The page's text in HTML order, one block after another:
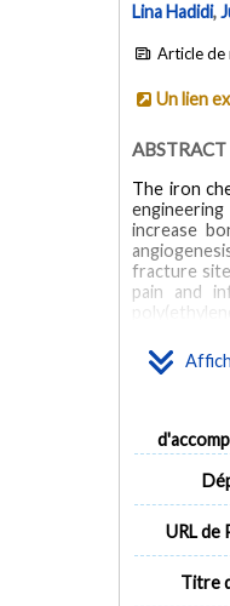
Lina Hadidi,
Article de
Un lien
ABSTRACT
The iron
increase
fracture
pain and
effective
injections
URL de
Titre